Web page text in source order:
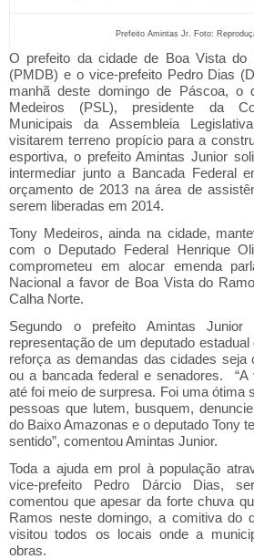
Prefeito Amintas Jr. Foto:
O prefeito da cidade de Boa Vista do
(PMDB) e o vice-prefeito Pedro Dias
manhã deste domingo de Páscoa, o
Medeiros (PSL), presidente da
Municipais da Assembleia
visitarem terreno propício para a
esportiva, o prefeito Amintas Junior
intermediar junto a Bancada Federal
orçamento de 2013 na área de
serem liberadas em 2014.
Tony Medeiros, ainda na cidade,
com o Deputado Federal Henrique
comprometeu em alocar emenda
Nacional a favor de Boa Vista do
Calha Norte.
Segundo o prefeito Amintas
representação de um deputado
reforça as demandas das cidades seja
ou a bancada federal e senadores. “A
até foi meio de surpresa. Foi uma ótima
pessoas que lutem, busquem,
do Baixo Amazonas e o deputado Tony
sentido”, comentou Amintas Junior.
Toda a ajuda em prol à população
vice-prefeito Pedro Dárcio Dias,
comentou que apesar da forte chuva
Ramos neste domingo, a comitiva do
visitou todos os locais onde a
obras.